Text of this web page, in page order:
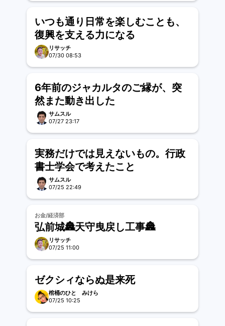
いつも通り日常を楽しむことも、
復興を支える力になる
リサッチ
07/30 08:53
6年前のジャカルタのご縁が、突
然また動き出した
サムスル
07/27 23:17
実務だけでは見えないもの。行政
書士学会で考えたこと
サムスル
07/25 22:49
お金/経済部
弘前城🏯天守曳戻し工事🏯
リサッチ
07/25 11:00
ゼクシィならぬ是来死
棺桶のひと みけら
07/25 10:25